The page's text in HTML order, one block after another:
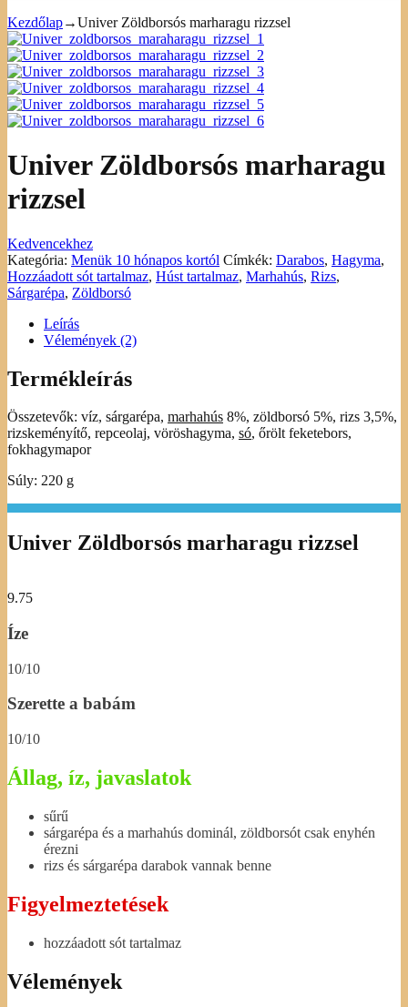
Kezdőlap→Univer Zöldborsós marharagu rizzsel
Univer Zöldborsós marharagu
rizzsel
Kedvencekhez
Kategória: Menük 10 hónapos kortól Címkék: Darabos, Hagyma,
Hozzáadott sót tartalmaz, Húst tartalmaz, Marhahús, Rizs,
Sárgarépa, Zöldborsó
Leírás
Vélemények (2)
Termékleírás
Összetevők: víz, sárgarépa, marhahús 8%, zöldborsó 5%, rizs 3,5%,
rizskeményítő, repceolaj, vöröshagyma, só, őrölt feketebors,
fokhagymapor
Súly: 220 g
Univer Zöldborsós marharagu rizzsel
9.75
Íze
10/10
Szerette a babám
10/10
Állag, íz, javaslatok
sűrű
sárgarépa és a marhahús dominál, zöldborsót csak enyhén
érezni
rizs és sárgarépa darabok vannak benne
Figyelmeztetések
hozzáadott sót tartalmaz
Vélemények